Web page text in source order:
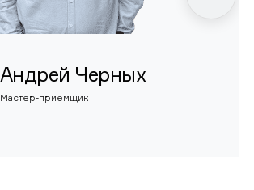
Андрей Черных
Мастер-приемщик